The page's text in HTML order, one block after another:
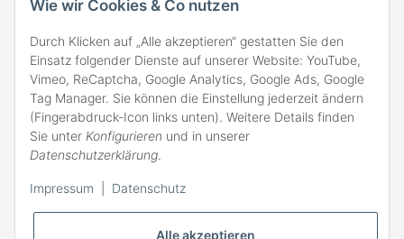
Alle akzeptieren
Wie wir Cookies & Co nutzen
Durch Klicken auf „Alle akzeptieren“ gestatten Sie den
Einsatz folgender Dienste auf unserer Website: YouTube,
Vimeo, ReCaptcha, Google Analytics, Google Ads, Google
Tag Manager. Sie können die Einstellung jederzeit ändern
(Fingerabdruck-Icon links unten). Weitere Details finden
Sie unter Konfigurieren und in unserer
Datenschutzerklärung.
Impressum Datenschutz
ZAHLARTEN